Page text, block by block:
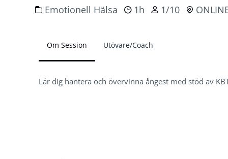
Emotionell Hälsa 1h 1/10
Om Session Utövare/Coach
Lär dig hantera och övervinna ångest med stöd av